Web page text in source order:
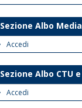
Sezione Albo
Accedi
Sezione Albo CTU
Accedi